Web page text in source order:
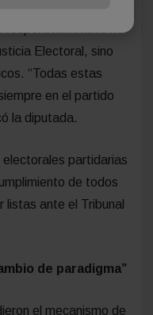
no
Electoral, sino
“Todas estas
en el partido
la diputada.
partidarias
de todos
listas ante el Tribunal
de paradigma”
el mecanismo de